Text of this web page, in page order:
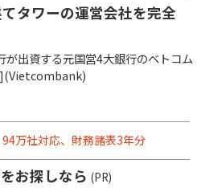
タワーの運営会社を完全
が出資する元国営4大銀行のベトコム
94万社対応、財務諸表3年分
お探しなら (PR)